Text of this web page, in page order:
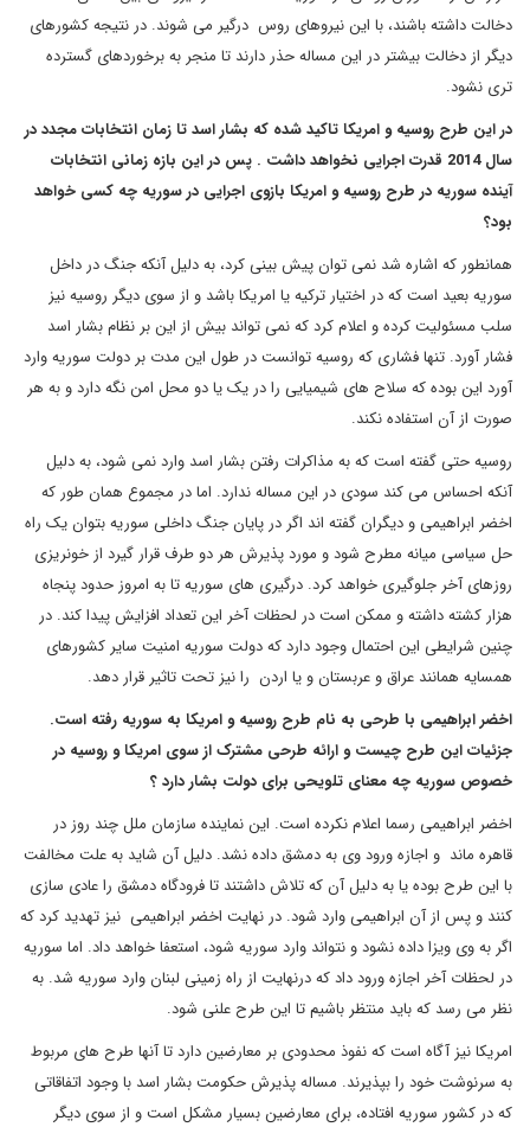
دخالت داشته باشند، با این نیروهای روس درگیر می شوند. در نتیجه کشورهای
دیگر از دخالت بیشتر در این مساله حذر دارند تا منجر به برخوردهای گسترده
تری نشود.
در این طرح روسیه و امریکا تاکید شده که بشار اسد تا زمان انتخابات مجدد در
سال 2014 قدرت اجرایی نخواهد داشت . پس در این بازه زمانی انتخابات
آینده سوریه در طرح روسیه و امریکا بازوی اجرایی در سوریه چه کسی خواهد
بود؟
همانطور که اشاره شد نمی توان پیش بینی کرد، به دلیل آنکه جنگ در داخل
سوریه بعید است که در اختیار ترکیه یا امریکا باشد و از سوی دیگر روسیه نیز
سلب مسئولیت کرده و اعلام کرد که نمی تواند بیش از این بر نظام بشار اسد
فشار آورد. تنها فشاری که روسیه توانست در طول این مدت بر دولت سوریه وارد
آورد این بوده که سلاح های شیمیایی را در یک یا دو محل امن نگه دارد و به هر
صورت از آن استفاده نکند.
روسیه حتی گفته است که به مذاکرات رفتن بشار اسد وارد نمی شود، به دلیل
آنکه احساس می کند سودی در این مساله ندارد. اما در مجموع همان طور که
اخضر ابراهیمی و دیگران گفته اند اگر در پایان جنگ داخلی سوریه بتوان یک راه
حل سیاسی میانه مطرح شود و مورد پذیرش هر دو طرف قرار گیرد از خونریزی
روزهای آخر جلوگیری خواهد کرد. درگیری های سوریه تا به امروز حدود پنجاه
هزار کشته داشته و ممکن است در لحظات آخر این تعداد افزایش پیدا کند. در
چنین شرایطی این احتمال وجود دارد که دولت سوریه امنیت سایر کشورهای
همسایه همانند عراق و عربستان و یا اردن را نیز تحت تاثیر قرار دهد.
اخضر ابراهیمی با طرحی به نام طرح روسیه و امریکا به سوریه رفته است.
جزئیات این طرح چیست و ارائه طرحی مشترک از سوی امریکا و روسیه در
خصوص سوریه چه معنای تلویحی برای دولت بشار دارد ؟
اخضر ابراهیمی رسما اعلام نکرده است. این نماینده سازمان ملل چند روز در
قاهره ماند و اجازه ورود وی به دمشق داده نشد. دلیل آن شاید به علت مخالفت
با این طرح بوده یا به دلیل آن که تلاش داشتند تا فرودگاه دمشق را عادی سازی
کنند و پس از آن ابراهیمی وارد شود. در نهایت اخضر ابراهیمی نیز تهدید کرد که
اگر به وی ویزا داده نشود و نتواند وارد سوریه شود، استعفا خواهد داد. اما سوریه
در لحظات آخر اجازه ورود داد که درنهایت از راه زمینی لبنان وارد سوریه شد. به
نظر می رسد که باید منتظر باشیم تا این طرح علنی شود.
امریکا نیز آگاه است که نفوذ محدودی بر معارضین دارد تا آنها طرح های مربوط
به سرنوشت خود را بپذیرند. مساله پذیرش حکومت بشار اسد با وجود اتفاقاتی
که در کشور سوریه افتاده، برای معارضین بسیار مشکل است و از سوی دیگر